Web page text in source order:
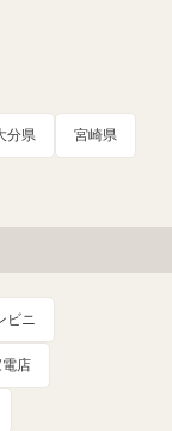
分県 宮崎県
ビニ
店